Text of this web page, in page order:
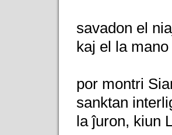
savadon el
kaj el la
por montri
sanktan
la ĵuron, kiun